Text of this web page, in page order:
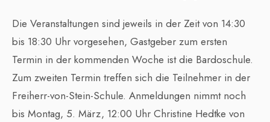
Die Veranstaltungen sind jeweils in der Zeit von 14:30
bis 18:30 Uhr vorgesehen, Gastgeber zum ersten
Termin in der kommenden Woche ist die Bardoschule.
Zum zweiten Termin treffen sich die Teilnehmer in der
Freiherr-von-Stein-Schule. Anmeldungen nimmt noch
bis Montag, 5. März, 12:00 Uhr Christine Hedtke von